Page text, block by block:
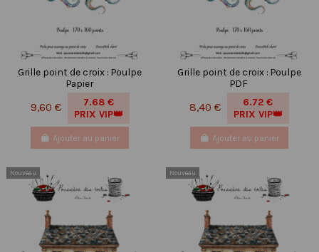
Grille point de croix : Poulpe
Papier
9,60 €
7.68 €
PRIX VIP👑
Ajouter au panier
Grille point de croix : Poulpe
PDF
8,40 €
6.72 €
PRIX VIP👑
Ajouter au panier
Nouveau Nouveau